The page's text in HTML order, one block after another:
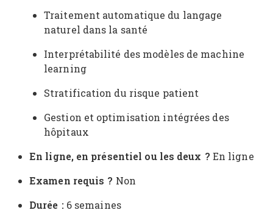
Traitement automatique du langage
naturel dans la santé
Interprétabilité des modèles de machine
learning
Stratification du risque patient
Gestion et optimisation intégrées des
hôpitaux
En ligne, en présentiel ou les deux ? En ligne
Examen requis ? Non
Durée :6 semaines